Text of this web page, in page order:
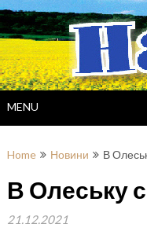
Skip
to
content
MENU
Home Новини В
В Олеську
21.12.2021